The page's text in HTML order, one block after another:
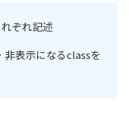
ぞれ記述
非表示になるclassを